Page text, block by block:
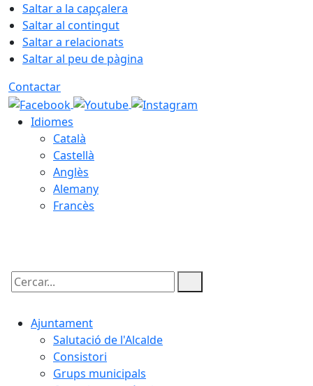
Saltar a la capçalera
Saltar al contingut
Saltar a relacionats
Saltar al peu de pàgina
Contactar
Idiomes
Català
Castellà
Anglès
Alemany
Francès
Cercar:
Ajuntament
Salutació de l'Alcalde
Consistori
Grups municipals